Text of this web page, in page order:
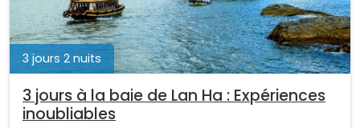
3 jours 2 nuits
3 jours à la baie de Lan Ha : Expériences
inoubliables